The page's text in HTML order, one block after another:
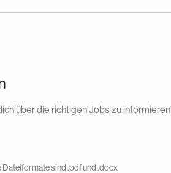
über die richtigen Jobs zu informieren
sind .pdf und .docx